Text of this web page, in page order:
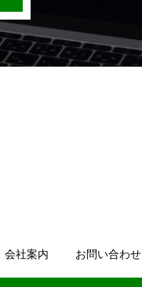
会社案内 お問い合わせ